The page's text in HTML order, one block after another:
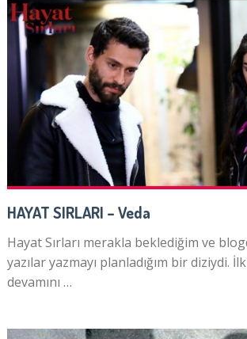
HAYAT SIRLARI – Veda
Hayat Sırları merakla beklediğim ve
yazılar yazmayı planladığım bir diziydi.
devamını …